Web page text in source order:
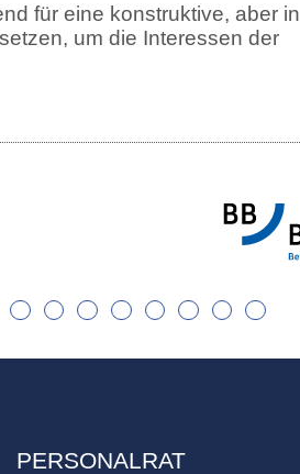
für eine konstruktive, aber in
um die Interessen der
PERSONALRAT